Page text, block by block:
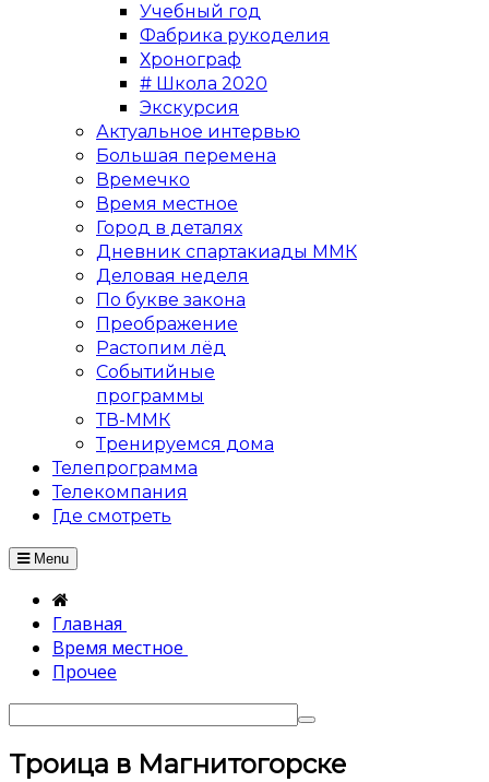
Учебный год
Фабрика рукоделия
Хронограф
# Школа 2020
Экскурсия
Актуальное интервью
Большая перемена
Времечко
Время местное
Город в деталях
Дневник спартакиады ММК
Деловая неделя
По букве закона
Преображение
Растопим лёд
Событийные
программы
ТВ-ММК
Тренируемся дома
Телепрограмма
Телекомпания
Где смотреть
Menu
Главная
Время местное
Прочее
Троица в Магнитогорске